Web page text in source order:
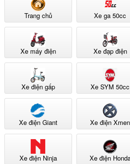
Trang chủ Xe ga 50cc
Xe máy điện Xe đạp điện
Xe điện gấp Xe SYM 50cc
Xe điện Giant Xe điện Xmen
Xe điện Ninja Xe điện